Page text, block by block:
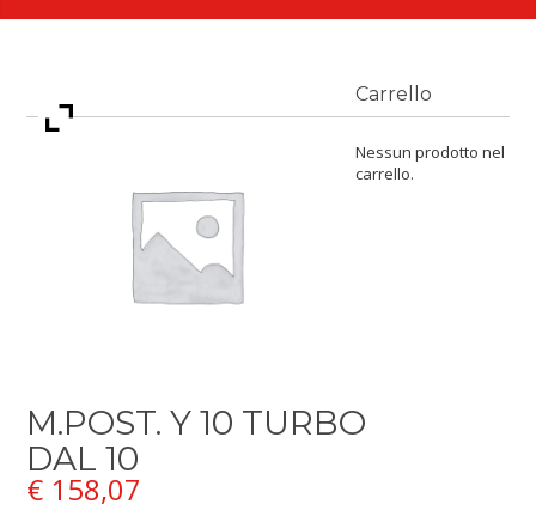
M.POST. Y 10 TURBO
DAL 10
€ 158,07
Carrello
Nessun prodotto nel
carrello.